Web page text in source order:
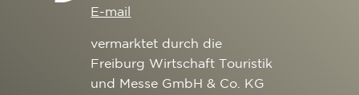
E-mail
vermarktet durch die
Freiburg Wirtschaft Touristik
und Messe GmbH & Co. KG